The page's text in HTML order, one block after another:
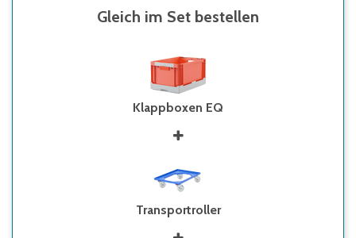
Gleich im Set bestellen
Klappboxen EQ
Transportroller